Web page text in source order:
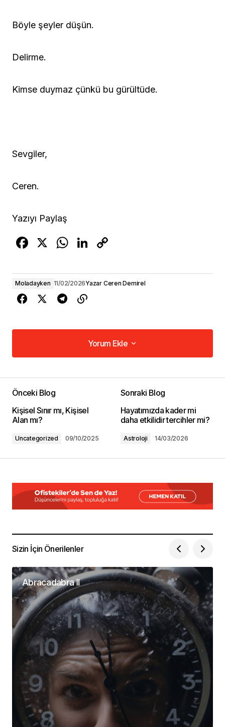
Böyle şeyler düşün.
Delirme.
Kimse duymaz çünkü bu gürültüde.
Sevgiler,
Ceren.
Yazıyı Paylaş
F
c
e
b
k
X
W
at
s
A
Li
k
e
p
y
k
Moladayken 11/02/2026Yazar Ceren Demirel
Yorum Ekle
Yorum Ekle
E-posta adresiniz yayınlanmayacak.
Gerekli
alanlar *ile işaretlenmişlerdir
Yorum*
Ad Soyad*
E-Posta*
adım, e-posta adresim ve site adresim bu
tarayıcıya kaydedilsin.
Yorumu Gönder
Önceki Blog
Kişisel Sınır mı, Kişisel
Alan mı?
Uncategorized 09/10/2025
Sonraki Blog
Hayatımızda kader mi
daha etkilidir tercihler mi?
Astroloji 14/03/2026
Sizin İçin Önerilenler
Abracadabra Ⅱ